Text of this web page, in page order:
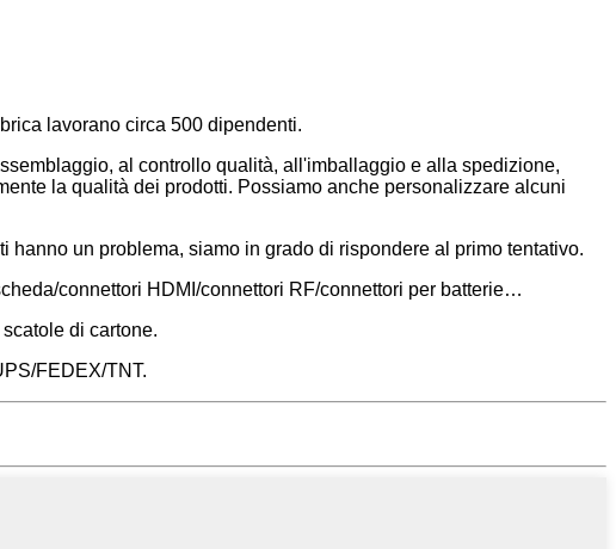
lavorano circa 500 dipendenti.
al controllo qualità, all'imballaggio e alla spedizione,
la qualità dei prodotti. Possiamo anche personalizzare alcuni
un problema, siamo in grado di rispondere al primo tentativo.
connettori HDMI/connettori RF/connettori per batterie…
di cartone.
FEDEX/TNT.